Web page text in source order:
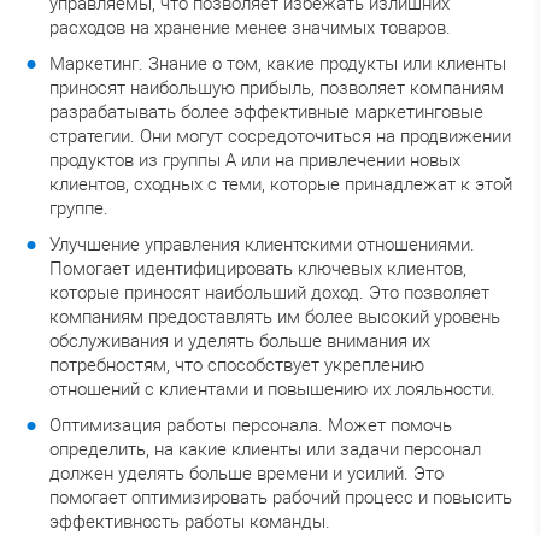
расходов на хранение менее значимых товаров.
Маркетинг. Знание о том, какие продукты или клиенты
приносят наибольшую прибыль, позволяет компаниям
разрабатывать более эффективные маркетинговые
стратегии. Они могут сосредоточиться на продвижении
продуктов из группы A или на привлечении новых
клиентов, сходных с теми, которые принадлежат к этой
группе.
Улучшение управления клиентскими отношениями.
Помогает идентифицировать ключевых клиентов,
которые приносят наибольший доход. Это позволяет
компаниям предоставлять им более высокий уровень
обслуживания и уделять больше внимания их
потребностям, что способствует укреплению
отношений с клиентами и повышению их лояльности.
Оптимизация работы персонала. Может помочь
определить, на какие клиенты или задачи персонал
должен уделять больше времени и усилий. Это
помогает оптимизировать рабочий процесс и повысить
эффективность работы команды.